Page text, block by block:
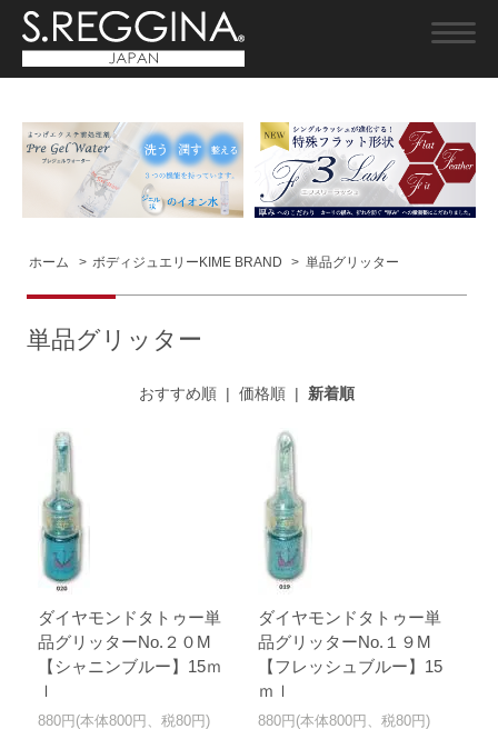
ホーム > ボディジュエリーKIME BRAND > 単品グリッター
単品グリッター
おすすめ順| 価格順| 新着順
ダイヤモンドタトゥー単
品グリッターNo.２０M
【シャニンブルー】15ｍ
ｌ
880円(本体800円、税80円)
ダイヤモンドタトゥー単
品グリッターNo.１９M
【フレッシュブルー】15
ｍｌ
880円(本体800円、税80円)